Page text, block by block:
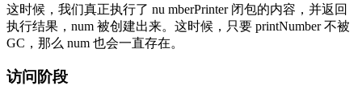
这时候，我们真正执行了 nu mberPrinter 闭包的内容，并返回
执行结果，num 被创建出来。这时候，只要 printNumber 不被
GC，那么 num 也会一直存在。
访问阶段